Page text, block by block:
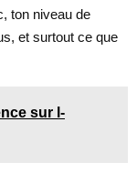
ton niveau de
et surtout ce que
sur l-